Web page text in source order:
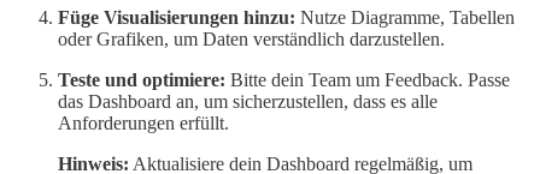
Füge Visualisierungen hinzu: Nutze Diagramme, Tabellen
oder Grafiken, um Daten verständlich darzustellen.
Teste und optimiere: Bitte dein Team um Feedback. Passe
das Dashboard an, um sicherzustellen, dass es alle
Anforderungen erfüllt.
Hinweis: Aktualisiere dein Dashboard regelmäßig, um